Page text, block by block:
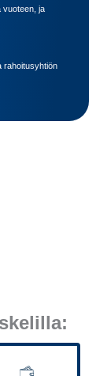
vuoteen, ja
rahoitusyhtiön